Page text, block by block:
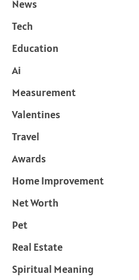
News
Tech
Education
Ai
Measurement
Valentines
Travel
Awards
Home Improvement
Net Worth
Pet
Real Estate
Spiritual Meaning